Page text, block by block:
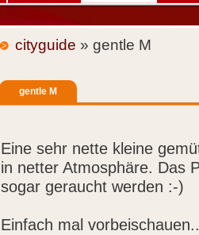
cityguide » gentle M
gentle M
Eine sehr nette kleine
in netter Atmosphäre. Das
sogar geraucht werden :-)
Einfach mal